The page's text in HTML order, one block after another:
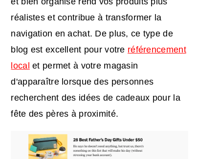
réalistes et contribue à transformer la
navigation en achat. De plus, ce type de
blog est excellent pour votre référencement
local et permet à votre magasin
d'apparaître lorsque des personnes
recherchent des idées de cadeaux pour la
fête des pères à proximité.